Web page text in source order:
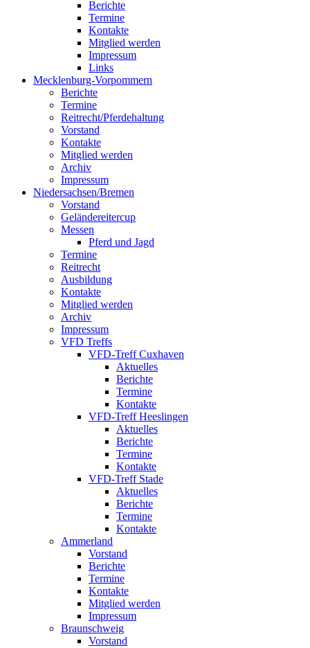
Berichte
Termine
Kontakte
Mitglied werden
Impressum
Links
Mecklenburg-Vorpommern
Berichte
Termine
Reitrecht/Pferdehaltung
Vorstand
Kontakte
Mitglied werden
Archiv
Impressum
Niedersachsen/Bremen
Vorstand
Geländereitercup
Messen
Pferd und Jagd
Termine
Reitrecht
Ausbildung
Kontakte
Mitglied werden
Archiv
Impressum
VFD Treffs
VFD-Treff Cuxhaven
Aktuelles
Berichte
Termine
Kontakte
VFD-Treff Heeslingen
Aktuelles
Berichte
Termine
Kontakte
VFD-Treff Stade
Aktuelles
Berichte
Termine
Kontakte
Ammerland
Vorstand
Berichte
Termine
Kontakte
Mitglied werden
Impressum
Braunschweig
Vorstand